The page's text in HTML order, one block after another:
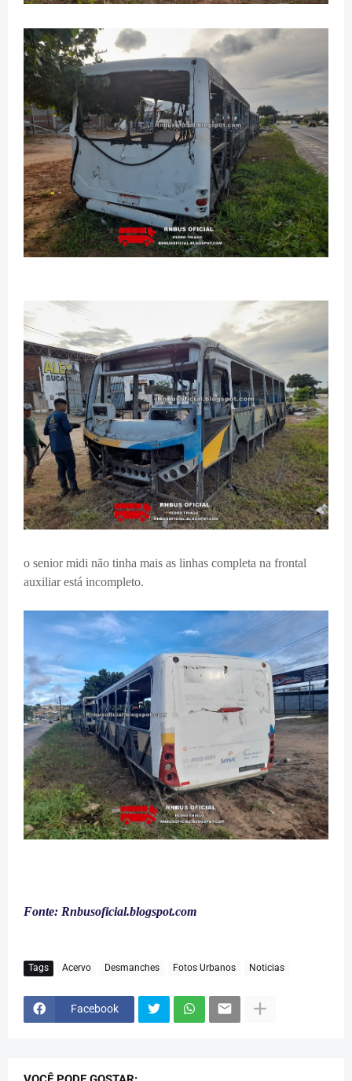
o senior midi não tinha mais as linhas completa na frontal
auxiliar está incompleto.
Fonte: Rnbusoficial.blogspot.com
Tags Acervo Desmanches Fotos Urbanos Noticias
Facebook